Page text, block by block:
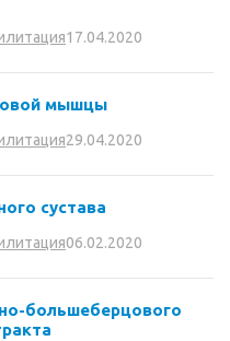
17.04.2020
мышцы
29.04.2020
сустава
06.02.2020
большеберцового